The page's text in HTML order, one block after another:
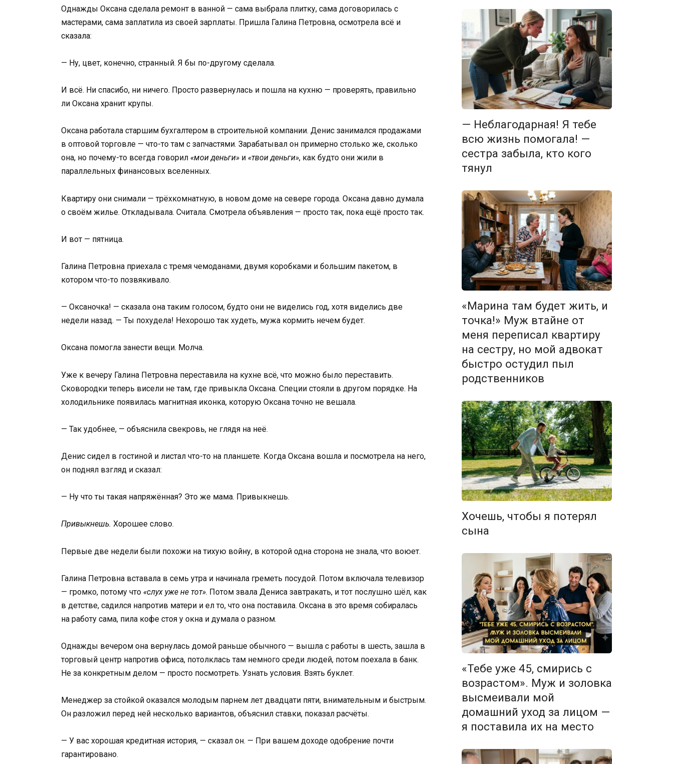
Однажды Оксана сделала ремонт в ванной — сама выбрала плитку, сама договорилась с
мастерами, сама заплатила из своей зарплаты. Пришла Галина Петровна, осмотрела всё и
сказала:
— Ну, цвет, конечно, странный. Я бы по-другому сделала.
И всё. Ни спасибо, ни ничего. Просто развернулась и пошла на кухню — проверять, правильно
ли Оксана хранит крупы.
Оксана работала старшим бухгалтером в строительной компании. Денис занимался продажами
в оптовой торговле — что-то там с запчастями. Зарабатывал он примерно столько же, сколько
она, но почему-то всегда говорил «мои деньги» и «твои деньги», как будто они жили в
параллельных финансовых вселенных.
Квартиру они снимали — трёхкомнатную, в новом доме на севере города. Оксана давно думала
о своём жилье. Откладывала. Считала. Смотрела объявления — просто так, пока ещё просто так.
И вот — пятница.
Галина Петровна приехала с тремя чемоданами, двумя коробками и большим пакетом, в
котором что-то позвякивало.
— Оксаночка! — сказала она таким голосом, будто они не виделись год, хотя виделись две
недели назад. — Ты похудела! Нехорошо так худеть, мужа кормить нечем будет.
Оксана помогла занести вещи. Молча.
Уже к вечеру Галина Петровна переставила на кухне всё, что можно было переставить.
Сковородки теперь висели не там, где привыкла Оксана. Специи стояли в другом порядке. На
холодильнике появилась магнитная иконка, которую Оксана точно не вешала.
— Так удобнее, — объяснила свекровь, не глядя на неё.
Денис сидел в гостиной и листал что-то на планшете. Когда Оксана вошла и посмотрела на него,
он поднял взгляд и сказал:
— Ну что ты такая напряжённая? Это же мама. Привыкнешь.
Привыкнешь. Хорошее слово.
Первые две недели были похожи на тихую войну, в которой одна сторона не знала, что воюет.
Галина Петровна вставала в семь утра и начинала греметь посудой. Потом включала телевизор
— громко, потому что «слух уже не тот». Потом звала Дениса завтракать, и тот послушно шёл, как
в детстве, садился напротив матери и ел то, что она поставила. Оксана в это время собиралась
на работу сама, пила кофе стоя у окна и думала о разном.
Однажды вечером она вернулась домой раньше обычного — вышла с работы в шесть, зашла в
торговый центр напротив офиса, потолклась там немного среди людей, потом поехала в банк.
Не за конкретным делом — просто посмотреть. Узнать условия. Взять буклет.
Менеджер за стойкой оказался молодым парнем лет двадцати пяти, внимательным и быстрым.
Он разложил перед ней несколько вариантов, объяснил ставки, показал расчёты.
— У вас хорошая кредитная история, — сказал он. — При вашем доходе одобрение почти
гарантировано.
— Неблагодарная! Я тебе
всю жизнь помогала! —
сестра забыла, кто кого
тянул
«Марина там будет жить, и
точка!» Муж втайне от
меня переписал квартиру
на сестру, но мой адвокат
быстро остудил пыл
родственников
Хочешь, чтобы я потерял
сына
«Тебе уже 45, смирись с
возрастом». Муж и золовка
высмеивали мой
домашний уход за лицом —
я поставила их на место